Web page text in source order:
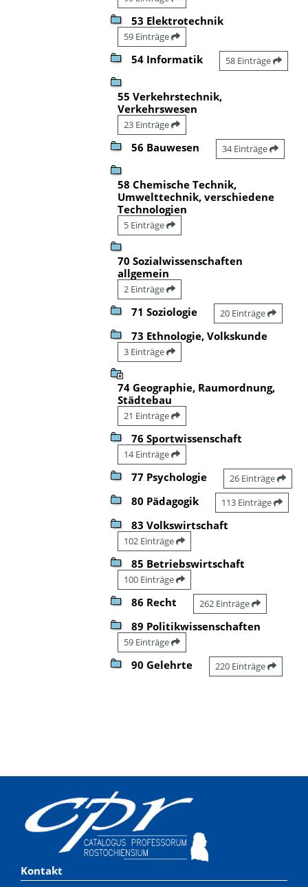
53 Elektrotechnik
59 Einträge
54 Informatik 58 Einträge
55 Verkehrstechnik,
Verkehrswesen
23 Einträge
56 Bauwesen 34 Einträge
58 Chemische Technik,
Umwelttechnik, verschiedene
Technologien
5 Einträge
70 Sozialwissenschaften
allgemein
2 Einträge
71 Soziologie 20 Einträge
73 Ethnologie, Volkskunde
3 Einträge
74 Geographie, Raumordnung,
Städtebau
21 Einträge
76 Sportwissenschaft
14 Einträge
77 Psychologie 26 Einträge
80 Pädagogik 113 Einträge
83 Volkswirtschaft
102 Einträge
85 Betriebswirtschaft
100 Einträge
86 Recht 262 Einträge
89 Politikwissenschaften
59 Einträge
90 Gelehrte 220 Einträge
Kontakt